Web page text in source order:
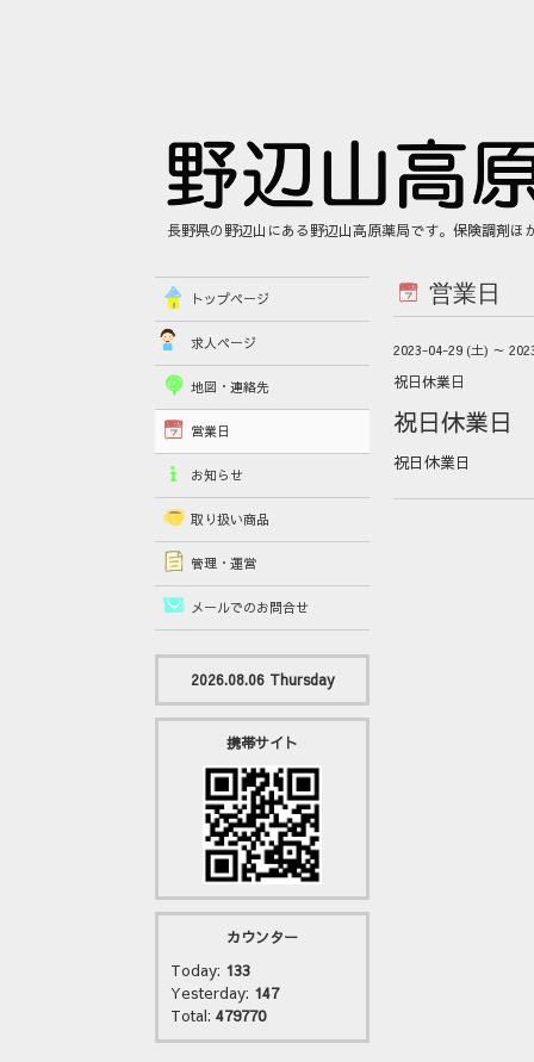
長野県の野辺山にある野辺山高原薬局です。保険調剤
営業日
2023-04-29 (土) ～
祝日休業日
祝日休業日
祝日休業日
トップページ
求人ページ
地図・連絡先
営業日
お知らせ
取り扱い商品
管理・運営
メールでのお問合せ
2026.08.06 Thursday
携帯サイト
カウンター
Today: 133
Yesterday: 147
Total: 479770